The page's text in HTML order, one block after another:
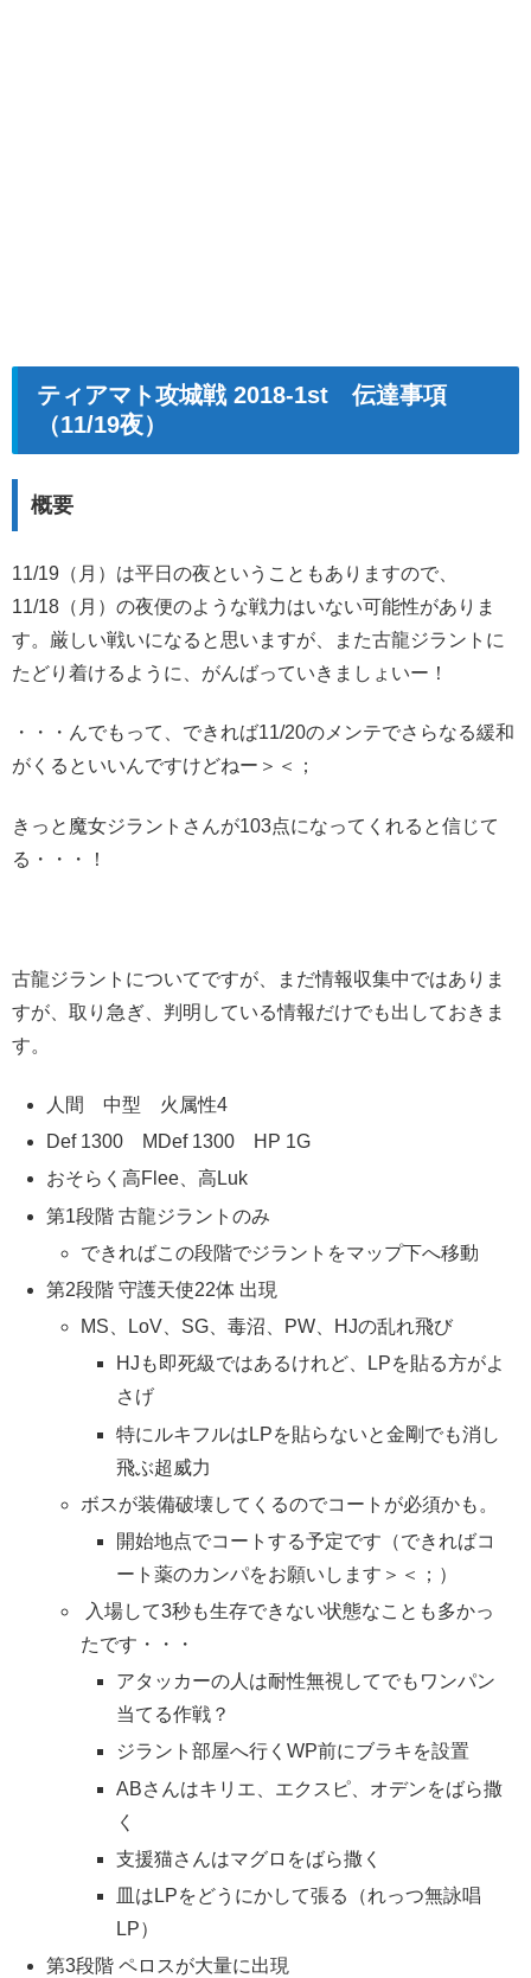
ティアマト攻城戦 2018-1st 伝達事項
（11/19夜）
概要
11/19（月）は平日の夜ということもありますので、
11/18（月）の夜便のような戦力はいない可能性がありま
す。厳しい戦いになると思いますが、また古龍ジラントに
たどり着けるように、がんばっていきましょいー！
・・・んでもって、できれば11/20のメンテでさらなる緩和
がくるといいんですけどねー＞＜；
きっと魔女ジラントさんが103点になってくれると信じて
る・・・！
古龍ジラントについてですが、まだ情報収集中ではありま
すが、取り急ぎ、判明している情報だけでも出しておきま
す。
人間 中型 火属性4
Def 1300 MDef 1300 HP 1G
おそらく高Flee、高Luk
第1段階 古龍ジラントのみ
できればこの段階でジラントをマップ下へ移動
第2段階 守護天使22体 出現
MS、LoV、SG、毒沼、PW、HJの乱れ飛び
HJも即死級ではあるけれど、LPを貼る方がよ
さげ
特にルキフルはLPを貼らないと金剛でも消し
飛ぶ超威力
ボスが装備破壊してくるのでコートが必須かも。
開始地点でコートする予定です（できればコ
ート薬のカンパをお願いします＞＜；）
入場して3秒も生存できない状態なことも多かっ
たです・・・
アタッカーの人は耐性無視してでもワンパン
当てる作戦？
ジラント部屋へ行くWP前にブラキを設置
ABさんはキリエ、エクスピ、オデンをばら撒
く
支援猫さんはマグロをばら撒く
皿はLPをどうにかして張る（れっつ無詠唱
LP）
第3段階 ペロスが大量に出現